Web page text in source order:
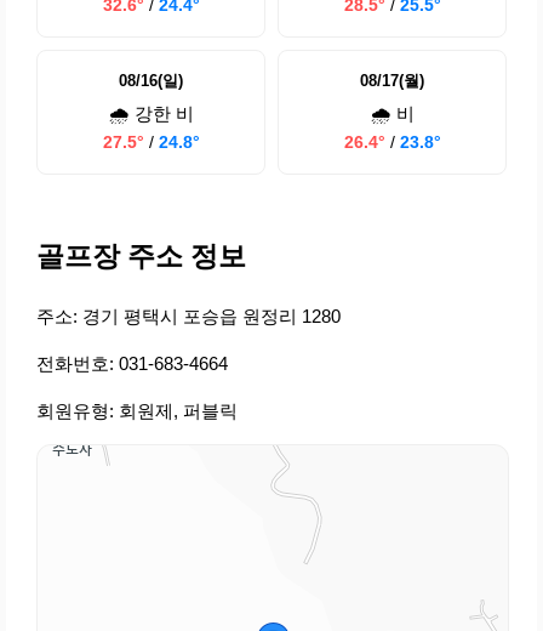
32.6° / 24.4° 28.5° / 25.5°
08/16(일)
🌧️ 강한 비
27.5° / 24.8°
08/17(월)
🌧️ 비
26.4° / 23.8°
골프장 주소 정보
주소: 경기 평택시 포승읍 원정리 1280
전화번호: 031-683-4664
회원유형: 회원제, 퍼블릭